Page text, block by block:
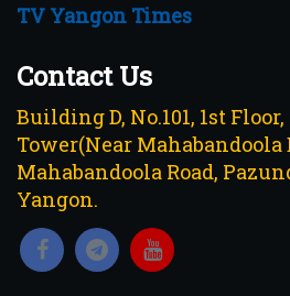
TV Yangon Times
Contact Us
Building D, No.101, 1st
Tower(Near Mahabandoola
Mahabandoola Road,
Yangon.